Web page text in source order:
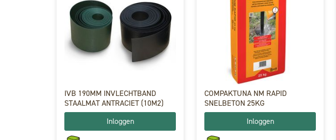
IVB 190MM INVLECHTBAND
STAALMAT ANTRACIET (10M2)
Inloggen
COMPAKTUNA NM RAPID
SNELBETON 25KG
Inloggen